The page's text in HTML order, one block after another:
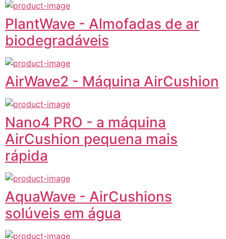
PlantWave - Almofadas de ar
biodegradáveis
AirWave2 - Máquina AirCushion
Nano4 PRO - a máquina
AirCushion pequena mais
rápida
AquaWave - AirCushions
solúveis em água